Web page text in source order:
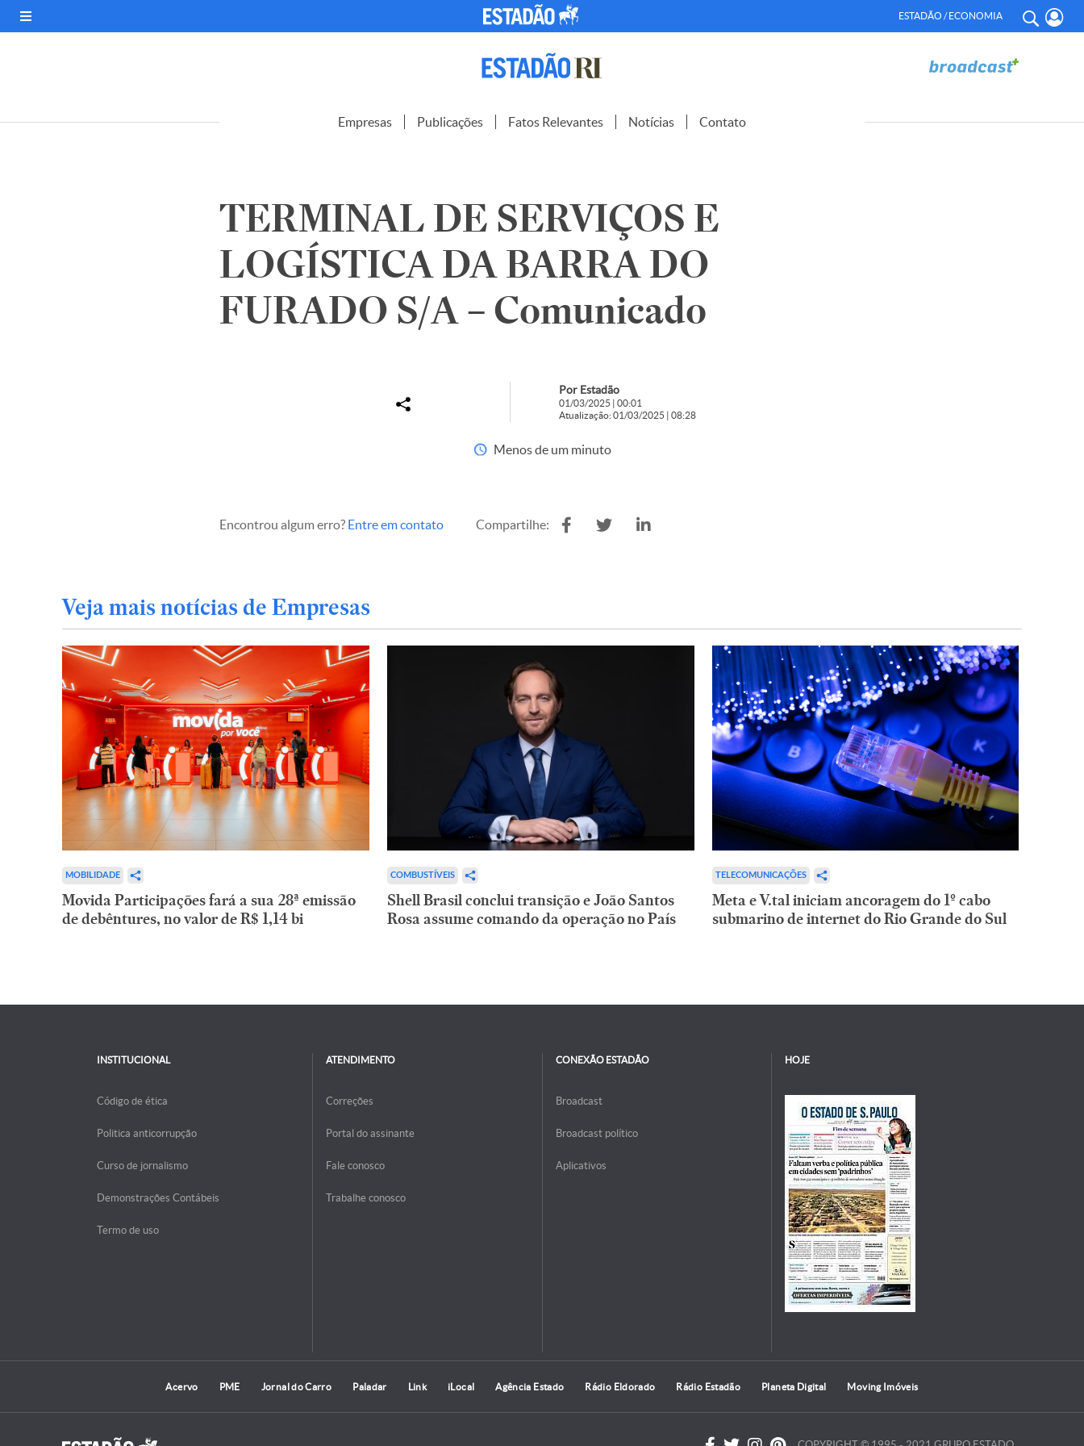
ESTADÃO / ECONOMIA
Empresas Publicações Fatos Relevantes Notícias Contato
TERMINAL DE SERVIÇOS E
LOGÍSTICA DA BARRA DO
FURADO S/A – Comunicado
Por Estadão
01/03/2025 | 00:01
Atualização: 01/03/2025 | 08:28
Menos de um minuto
Encontrou algum erro? Entre em contato Compartilhe:
Veja mais notícias de Empresas
MOBILIDADE
Movida Participações fará a sua 28ª emissão
de debêntures, no valor de R$ 1,14 bi
COMBUSTÍVEIS
Shell Brasil conclui transição e João Santos
Rosa assume comando da operação no País
TELECOMUNICAÇÕES
Meta e V.tal iniciam ancoragem do 1º cabo
submarino de internet do Rio Grande do Sul
INSTITUCIONAL
Código de ética
Politica anticorrupção
Curso de jornalismo
Demonstrações Contábeis
Termo de uso
ATENDIMENTO
Correções
Portal do assinante
Fale conosco
Trabalhe conosco
CONEXÃO ESTADÃO
Broadcast
Broadcast político
Aplicativos
HOJE
Acervo PME Jornal do Carro Paladar Link iLocal Agência Estado Rádio Eldorado Rádio Estadão Planeta Digital Moving Imóveis